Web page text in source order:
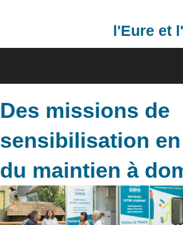
l'Eure et
Des missions de
sensibilisation
du maintien à